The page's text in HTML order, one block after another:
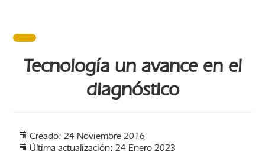
Tecnología un avance en el
diagnóstico
Creado: 24 Noviembre 2016
Última actualización: 24 Enero 2023